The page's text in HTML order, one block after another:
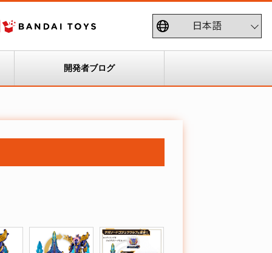
開発者ブログ